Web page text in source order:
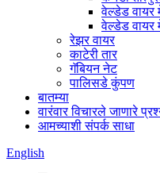
वेल्डेड
वेल्डेड वायर
रेझर वायर
काटेरी तार
गॅबियन नेट
पालिसडे कुंपण
बातम्या
वारंवार विचारले जाणारे
आमच्याशी संपर्क साधा
English